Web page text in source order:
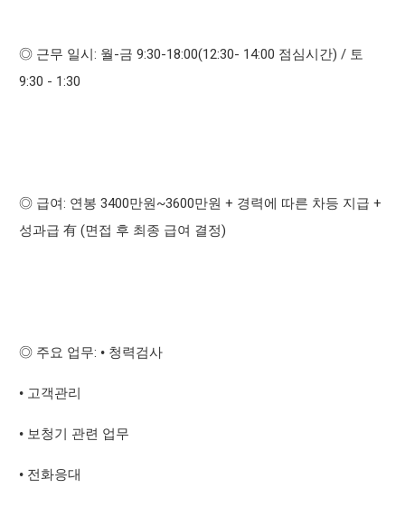
◎ 근무 일시 : 월-금 9:30-18:00(12:30- 14:00 점심시간) / 토
9:30 - 1:30
◎ 급여: 연봉 3400만원 ~3600만원 + 경력에 따른 차등 지급 +
성과급 有 (면접 후 최종 급여 결정)
◎ 주요 업무: • 청력검사
• 고객관리
• 보청기 관련 업무
• 전화응대